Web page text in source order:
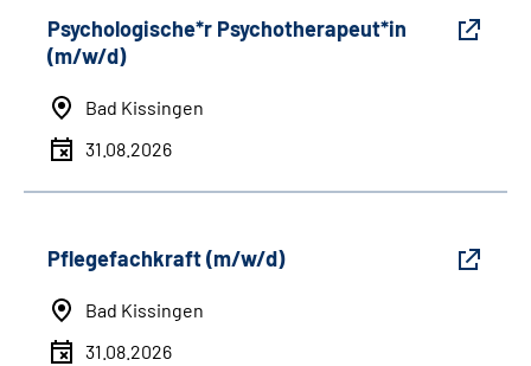
Psychologische*r Psychotherapeut*in
(m/w/d)
Bad Kissingen
31.08.2026
Pflegefachkraft (m/w/d)
Bad Kissingen
31.08.2026